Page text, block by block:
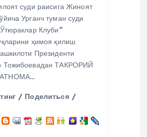
суди раисига Жиноят
Урганч туман суди
Клуби”
ҳимоя қилиш
Президенти
Тожибоевадан ТАКРОРИЙ
/ Поделиться /